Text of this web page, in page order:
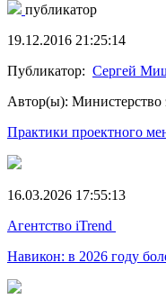
публикатор
19.12.2016 21:25:14
Публикатор: Сергей
Автор(ы):
Практики проектного
16.03.2026 17:55:13
Агентство iTrend
Навикон: в 2026 году